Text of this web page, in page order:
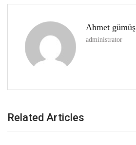
Ahmet gümüş
administrator
Related Articles